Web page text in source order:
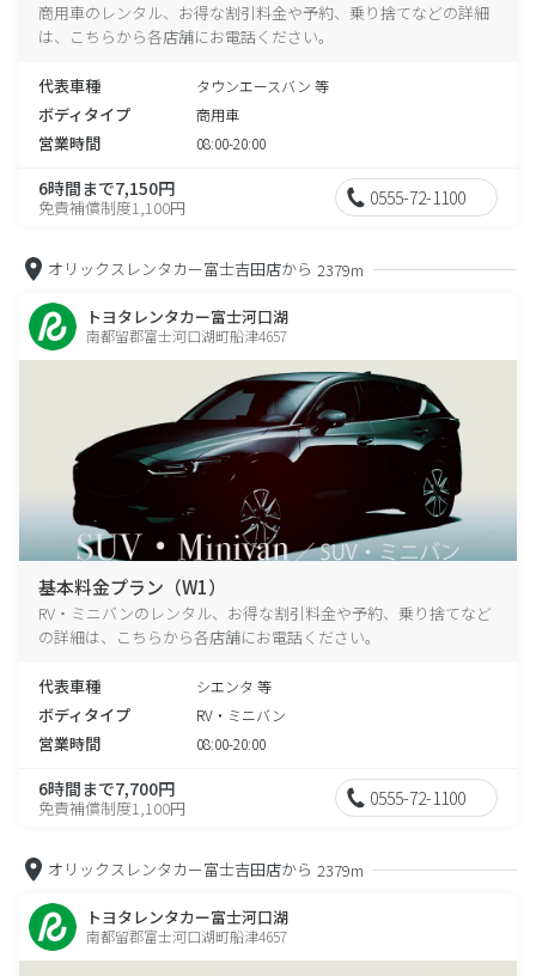
商用車のレンタル、お得な割引料金や予約、乗り捨てなどの詳細
は、こちらから各店舗にお電話ください。
代表車種 タウンエースバン 等
ボディタイプ 商用車
営業時間 08:00-20:00
6時間まで7,150円
免責補償制度1,100円 0555-72-1100
オリックスレンタカー富士吉田店から 2379m
トヨタレンタカー富士河口湖
南都留郡富士河口湖町船津4657
基本料金プラン（W1）
RV・ミニバンのレンタル、お得な割引料金や予約、乗り捨てなど
の詳細は、こちらから各店舗にお電話ください。
代表車種 シエンタ 等
ボディタイプ RV・ミニバン
営業時間 08:00-20:00
6時間まで7,700円
免責補償制度1,100円 0555-72-1100
オリックスレンタカー富士吉田店から 2379m
トヨタレンタカー富士河口湖
南都留郡富士河口湖町船津4657